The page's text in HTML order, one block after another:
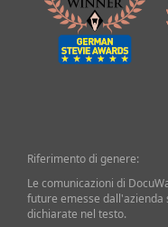
Riferimento di genere:
Le comunicazioni di
future emesse dall'azienda
dichiarate nel testo.